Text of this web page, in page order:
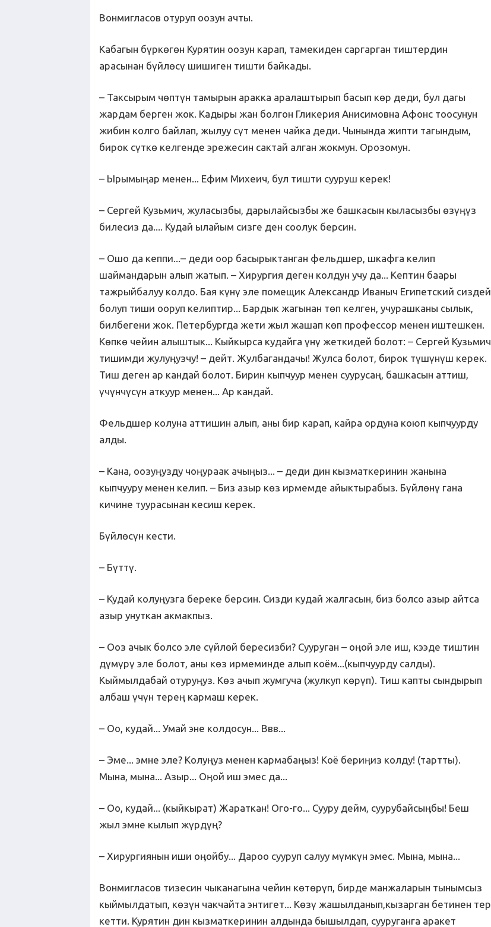
Вонмигласов отуруп оозун ачты.
Кабагын бүркөгөн Курятин оозун карап, тамекиден саргарган тиштердин
арасынан бүйлөсү шишиген тишти байкады.
– Таксырым чөптүн тамырын аракка аралаштырып басып көр деди, бул дагы
жардам берген жок. Кадыры жан болгон Гликерия Анисимовна Афонс тоосунун
жибин колго байлап, жылуу сүт менен чайка деди. Чынында жипти тагындым,
бирок сүткө келгенде эрежесин сактай алган жокмун. Орозомун.
– Ырымыңар менен... Ефим Михеич, бул тишти сууруш керек!
– Сергей Кузьмич, жуласызбы, дарылайсызбы же башкасын кыласызбы өзүӊүз
билесиз да.... Кудай ылайым сизге ден соолук берсин.
– Ошо да кеппи...– деди оор басырыктанган фельдшер, шкафга келип
шаймандарын алып жатып. – Хирургия деген колдун учу да... Кептин баары
тажрыйбалуу колдо. Бая күнү эле помещик Александр Иваныч Египетский сиздей
болуп тиши ооруп келиптир... Бардык жагынан төп келген, учурашканы сылык,
билбегени жок. Петербургда жети жыл жашап көп профессор менен иштешкен.
Көпкө чейин алыштык... Кыйкырса кудайга үнү жеткидей болот: – Сергей Кузьмич
тишимди жулуӊузчу! – дейт. Жулбагандачы! Жулса болот, бирок түшүнүш керек.
Тиш деген ар кандай болот. Бирин кыпчуур менен суурусаң, башкасын аттиш,
үчүнчүсүн аткуур менен... Ар кандай.
Фельдшер колуна аттишин алып, аны бир карап, кайра ордуна коюп кыпчуурду
алды.
– Кана, оозуӊузду чоӊураак ачыӊыз... – деди дин кызматкеринин жанына
кыпчууру менен келип. – Биз азыр көз ирмемде айыктырабыз. Бүйлөнү гана
кичине туурасынан кесиш керек.
Бүйлөсүн кести.
– Бүттү.
– Кудай колуӊузга береке берсин. Сизди кудай жалгасын, биз болсо азыр айтса
азыр унуткан акмакпыз.
– Ооз ачык болсо эле сүйлөй бересизби? Сууруган – оӊой эле иш, кээде тиштин
дүмүрү эле болот, аны көз ирмеминде алып коём...(кыпчуурду салды).
Кыймылдабай отуруӊуз. Көз ачып жумгуча (жулкуп көрүп). Тиш капты сындырып
албаш үчүн тереӊ кармаш керек.
– Оо, кудай... Умай эне колдосун... Ввв...
– Эме... эмне эле? Колуӊуз менен кармабаӊыз! Коё бериӊиз колду! (тартты).
Мына, мына... Азыр... Оӊой иш эмес да...
– Оо, кудай... (кыйкырат) Жараткан! Ого-го... Сууру дейм, суурубайсыӊбы! Беш
жыл эмне кылып жүрдүң?
– Хирургиянын иши оӊойбу... Дароо сууруп салуу мүмкүн эмес. Мына, мына...
Вонмигласов тизесин чыканагына чейин көтөрүп, бирде манжаларын тынымсыз
кыймылдатып, көзүн чакчайта энтигет... Көзү жашылданып,кызарган бетинен тер
кетти. Курятин дин кызматкеринин алдында бышылдап, сууруганга аракет